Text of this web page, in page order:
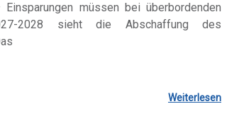
müssen bei überbordenden
2028 sieht die Abschaffung des
Weiterlesen